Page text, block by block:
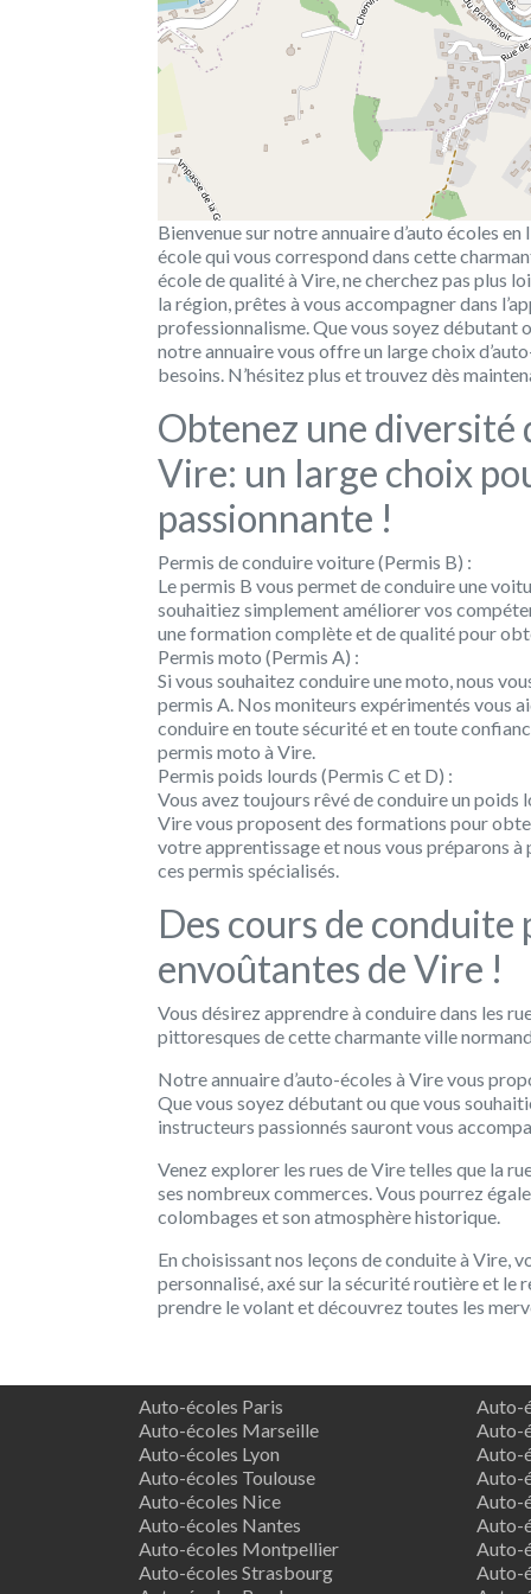
Bienvenue sur notre annuaire d’auto écoles
école qui vous correspond dans cette
école de qualité à Vire, ne cherchez pas plus
la région, prêtes à vous accompagner dans
professionnalisme. Que vous soyez débutant
notre annuaire vous offre un large choix
besoins. N’hésitez plus et trouvez dès
Obtenez une diversité
Vire: un large choix
passionnante !
Permis de conduire voiture (Permis B) :
Le permis B vous permet de conduire une
souhaitiez simplement améliorer vos
une formation complète et de qualité pour
Permis moto (Permis A) :
Si vous souhaitez conduire une moto, nous
permis A. Nos moniteurs expérimentés vous
conduire en toute sécurité et en toute
permis moto à Vire.
Permis poids lourds (Permis C et D) :
Vous avez toujours rêvé de conduire un poids
Vire vous proposent des formations pour
votre apprentissage et nous vous préparons
ces permis spécialisés.
Des cours de
envoûtantes de Vire !
Vous désirez apprendre à conduire dans les
pittoresques de cette charmante ville
Notre annuaire d’auto-écoles à Vire vous
Que vous soyez débutant ou que vous
instructeurs passionnés sauront vous
Venez explorer les rues de Vire telles que la
ses nombreux commerces. Vous pourrez
colombages et son atmosphère historique.
En choisissant nos leçons de conduite à Vire,
personnalisé, axé sur la sécurité routière et le
prendre le volant et découvrez toutes les
Auto-écoles Paris
Auto-écoles Marseille
Auto-écoles Lyon
Auto-écoles Toulouse
Auto-écoles Nice
Auto-écoles Nantes
Auto-écoles Montpellier
Auto-écoles Strasbourg
Auto-
Auto-
Auto-
Auto-
Auto-
Auto-
Auto-
Auto-